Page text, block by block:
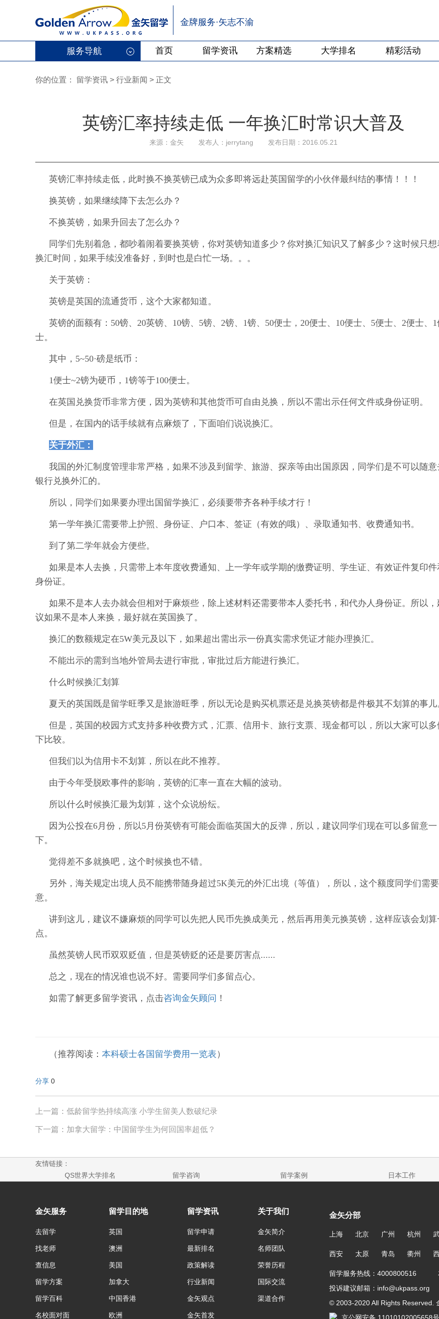
金牌服务·矢志不渝
服务导航 首页 留学资讯 方案精选 大学排名 精彩活动
你的位置： 留学资讯 > 行业新闻 > 正文
英镑汇率持续走低 一年换汇时常识大普及
来源：金矢 发布人：jerrytang 发布日期：2016.05.21
英镑汇率持续走低，此时换不换英镑已成为众多即将远赴英国留学的小伙伴最纠结的事情！！！
换英镑，如果继续降下去怎么办？
不换英镑，如果升回去了怎么办？
同学们先别着急，都吵着闹着要换英镑，你对英镑知道多少？你对换汇知识又了解多少？这时候只想
换汇时间，如果手续没准备好，到时也是白忙一场。。。
关于英镑：
英镑是英国的流通货币，这个大家都知道。
英镑的面额有：50镑、20英镑、10镑、5镑、2镑、1镑、50便士，20便士、10便士、5便士、2便士、1
士。
其中，5~50·磅是纸币：
1便士~2镑为硬币，1镑等于100便士。
在英国兑换货币非常方便，因为英镑和其他货币可自由兑换，所以不需出示任何文件或身份证明。
但是，在国内的话手续就有点麻烦了，下面咱们说说换汇。
关于外汇：
我国的外汇制度管理非常严格，如果不涉及到留学、旅游、探亲等由出国原因，同学们是不可以随意
银行兑换外汇的。
所以，同学们如果要办理出国留学换汇，必须要带齐各种手续才行！
第一学年换汇需要带上护照、身份证、户口本、签证（有效的哦）、录取通知书、收费通知书。
到了第二学年就会方便些。
如果是本人去换，只需带上本年度收费通知、上一学年或学期的缴费证明、学生证、有效证件复印件
身份证。
如果不是本人去办就会但相对于麻烦些，除上述材料还需要带本人委托书，和代办人身份证。所以，
议如果不是本人来换，最好就在英国换了。
换汇的数额规定在5W美元及以下，如果超出需出示一份真实需求凭证才能办理换汇。
不能出示的需到当地外管局去进行审批，审批过后方能进行换汇。
什么时候换汇划算
夏天的英国既是留学旺季又是旅游旺季，所以无论是购买机票还是兑换英镑都是件极其不划算的事儿
但是，英国的校园方式支持多种收费方式，汇票、信用卡、旅行支票、现金都可以，所以大家可以多
下比较。
但我们以为信用卡不划算，所以在此不推荐。
由于今年受脱欧事件的影响，英镑的汇率一直在大幅的波动。
所以什么时候换汇最为划算，这个众说纷纭。
因为公投在6月份，所以5月份英镑有可能会面临英国大的反弹，所以，建议同学们现在可以多留意一
下。
觉得差不多就换吧，这个时候换也不错。
另外，海关规定出境人员不能携带随身超过5K美元的外汇出境（等值），所以，这个额度同学们需
意。
讲到这儿，建议不嫌麻烦的同学可以先把人民币先换成美元，然后再用美元换英镑，这样应该会划算
点。
虽然英镑人民币双双贬值，但是英镑贬的还是要厉害点......
总之，现在的情况谁也说不好。需要同学们多留点心。
如需了解更多留学资讯，点击咨询金矢顾问 ！
（推荐阅读： 本科硕士各国留学费用一览表 ）
分享 0
上一篇：低龄留学热持续高涨 小学生留美人数破纪录
下一篇：加拿大留学：中国留学生为何回国率超低？
友情链接：
QS世界大学排名
留学咨询 留学案例 日本工作
金矢服务
去留学
找老师
查信息
留学方案
留学百科
名校面对面
留学目的地
英国
澳洲
美国
加拿大
中国香港
欧洲
留学资讯
留学申请
最新排名
政策解读
行业新闻
金矢观点
金矢首发
关于我们
金矢简介
名师团队
荣誉历程
国际交流
渠道合作
金矢分部
上海 北京 广州 杭州
西安 太原 青岛 衢州
留学服务热线：4000800516
投诉建议邮箱：info@ukpass.org
© 2003-2020 All Rights Reserved.